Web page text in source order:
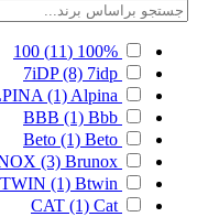
100%
(11)
100
7iDP (8) 7idp
(1) Alpina
BBB (1) Bbb
Beto (1) Beto
(3) Brunox
(1) Btwin
CAT (1) Cat